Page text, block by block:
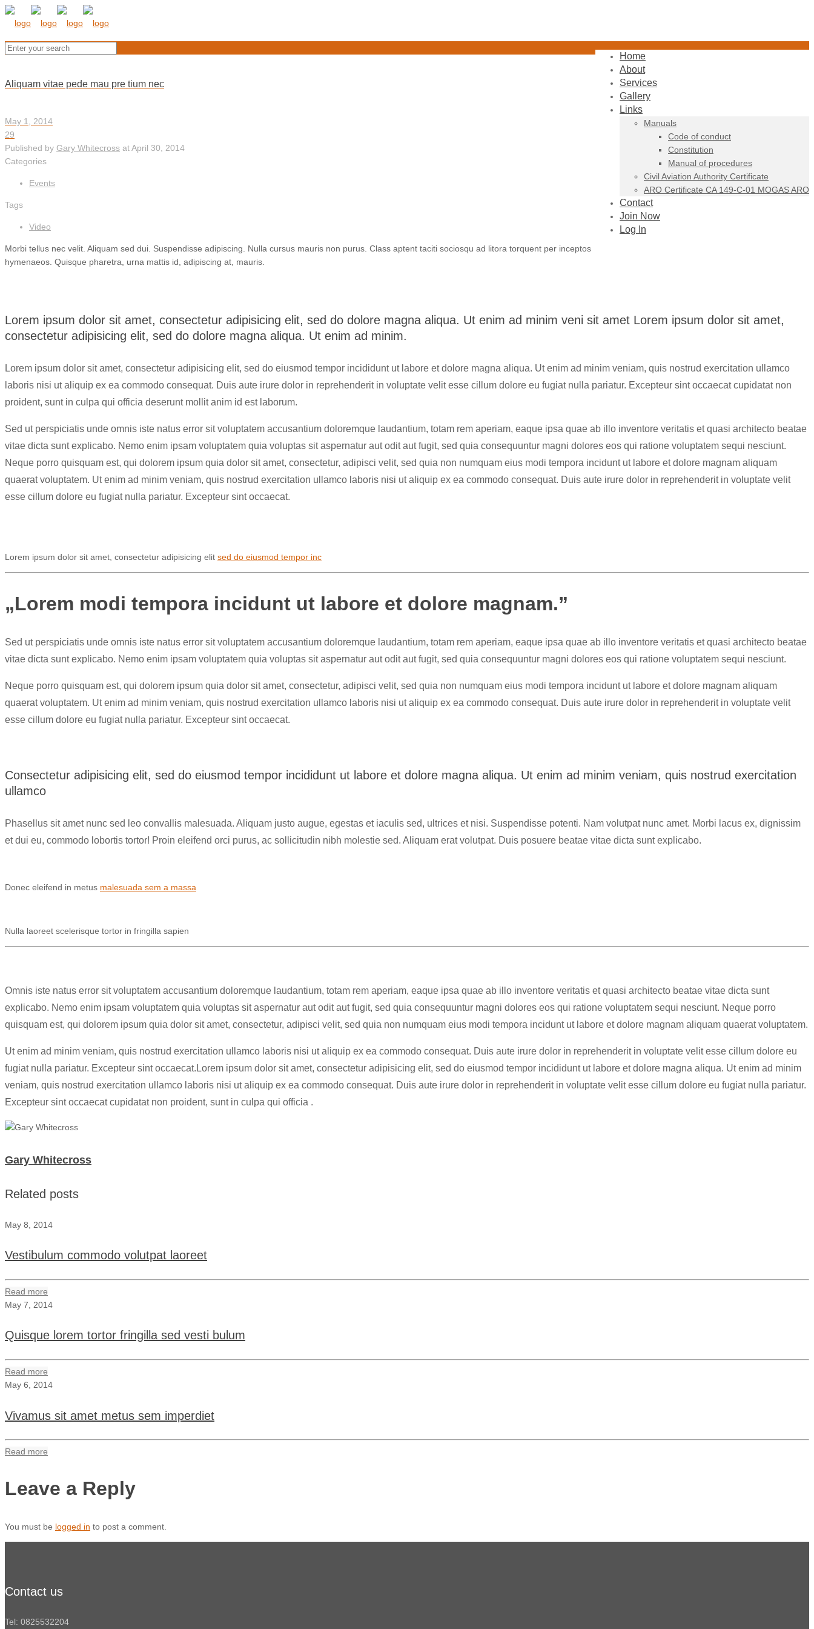
Home
About
Services
Gallery
Links
Manuals
Code of conduct
Constitution
Manual of procedures
Civil Aviation Authority Certificate
ARO Certificate CA 149-C-01 MOGAS ARO
Contact
Join Now
Log In
Aliquam vitae pede mau pre tium nec
May 1, 2014
29
Published by Gary Whitecross atApril 30, 2014
Categories
Events
Tags
Video
Morbi tellus nec velit. Aliquam sed dui. Suspendisse adipiscing. Nulla cursus mauris non purus. Class aptent taciti sociosqu ad litora torquent per inceptos
hymenaeos. Quisque pharetra, urna mattis id, adipiscing at, mauris.
Lorem ipsum dolor sit amet, consectetur adipisicing elit, sed do dolore magna aliqua. Ut enim ad minim veni sit amet Lorem ipsum dolor sit amet,
consectetur adipisicing elit, sed do dolore magna aliqua. Ut enim ad minim.
Lorem ipsum dolor sit amet, consectetur adipisicing elit, sed do eiusmod tempor incididunt ut labore et dolore magna aliqua. Ut enim ad minim veniam, quis nostrud exercitation ullamco
laboris nisi ut aliquip ex ea commodo consequat. Duis aute irure dolor in reprehenderit in voluptate velit esse cillum dolore eu fugiat nulla pariatur. Excepteur sint occaecat cupidatat non
proident, sunt in culpa qui officia deserunt mollit anim id est laborum.
Sed ut perspiciatis unde omnis iste natus error sit voluptatem accusantium doloremque laudantium, totam rem aperiam, eaque ipsa quae ab illo inventore veritatis et quasi architecto beatae
vitae dicta sunt explicabo. Nemo enim ipsam voluptatem quia voluptas sit aspernatur aut odit aut fugit, sed quia consequuntur magni dolores eos qui ratione voluptatem sequi nesciunt.
Neque porro quisquam est, qui dolorem ipsum quia dolor sit amet, consectetur, adipisci velit, sed quia non numquam eius modi tempora incidunt ut labore et dolore magnam aliquam
quaerat voluptatem. Ut enim ad minim veniam, quis nostrud exercitation ullamco laboris nisi ut aliquip ex ea commodo consequat. Duis aute irure dolor in reprehenderit in voluptate velit
esse cillum dolore eu fugiat nulla pariatur. Excepteur sint occaecat.
Lorem ipsum dolor sit amet, consectetur adipisicing elit sed do eiusmod tempor inc
„Lorem modi tempora incidunt ut labore et dolore magnam.”
Sed ut perspiciatis unde omnis iste natus error sit voluptatem accusantium doloremque laudantium, totam rem aperiam, eaque ipsa quae ab illo inventore veritatis et quasi architecto beatae
vitae dicta sunt explicabo. Nemo enim ipsam voluptatem quia voluptas sit aspernatur aut odit aut fugit, sed quia consequuntur magni dolores eos qui ratione voluptatem sequi nesciunt.
Neque porro quisquam est, qui dolorem ipsum quia dolor sit amet, consectetur, adipisci velit, sed quia non numquam eius modi tempora incidunt ut labore et dolore magnam aliquam
quaerat voluptatem. Ut enim ad minim veniam, quis nostrud exercitation ullamco laboris nisi ut aliquip ex ea commodo consequat. Duis aute irure dolor in reprehenderit in voluptate velit
esse cillum dolore eu fugiat nulla pariatur. Excepteur sint occaecat.
Consectetur adipisicing elit, sed do eiusmod tempor incididunt ut labore et dolore magna aliqua. Ut enim ad minim veniam, quis nostrud exercitation
ullamco
Phasellus sit amet nunc sed leo convallis malesuada. Aliquam justo augue, egestas et iaculis sed, ultrices et nisi. Suspendisse potenti. Nam volutpat nunc amet. Morbi lacus ex, dignissim
et dui eu, commodo lobortis tortor! Proin eleifend orci purus, ac sollicitudin nibh molestie sed. Aliquam erat volutpat. Duis posuere beatae vitae dicta sunt explicabo.
Donec eleifend in metus malesuada sem a massa
Nulla laoreet scelerisque tortor in fringilla sapien
Omnis iste natus error sit voluptatem accusantium doloremque laudantium, totam rem aperiam, eaque ipsa quae ab illo inventore veritatis et quasi architecto beatae vitae dicta sunt
explicabo. Nemo enim ipsam voluptatem quia voluptas sit aspernatur aut odit aut fugit, sed quia consequuntur magni dolores eos qui ratione voluptatem sequi nesciunt. Neque porro
quisquam est, qui dolorem ipsum quia dolor sit amet, consectetur, adipisci velit, sed quia non numquam eius modi tempora incidunt ut labore et dolore magnam aliquam quaerat voluptatem.
Ut enim ad minim veniam, quis nostrud exercitation ullamco laboris nisi ut aliquip ex ea commodo consequat. Duis aute irure dolor in reprehenderit in voluptate velit esse cillum dolore eu
fugiat nulla pariatur. Excepteur sint occaecat.Lorem ipsum dolor sit amet, consectetur adipisicing elit, sed do eiusmod tempor incididunt ut labore et dolore magna aliqua. Ut enim ad minim
veniam, quis nostrud exercitation ullamco laboris nisi ut aliquip ex ea commodo consequat. Duis aute irure dolor in reprehenderit in voluptate velit esse cillum dolore eu fugiat nulla pariatur.
Excepteur sint occaecat cupidatat non proident, sunt in culpa qui officia .
Gary Whitecross
Related posts
May 8, 2014
Vestibulum commodo volutpat laoreet
Read more
May 7, 2014
Quisque lorem tortor fringilla sed vesti bulum
Read more
May 6, 2014
Vivamus sit amet metus sem imperdiet
Read more
Leave a Reply
You must be logged in to post a comment.
Contact us
Tel: 0825532204